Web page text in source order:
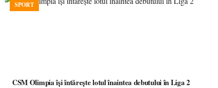
SPORT
CSM Olimpia își întărește lotul înaintea debutului în Liga 2